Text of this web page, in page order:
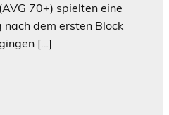
70+) spielten eine
dem ersten Block
[…]